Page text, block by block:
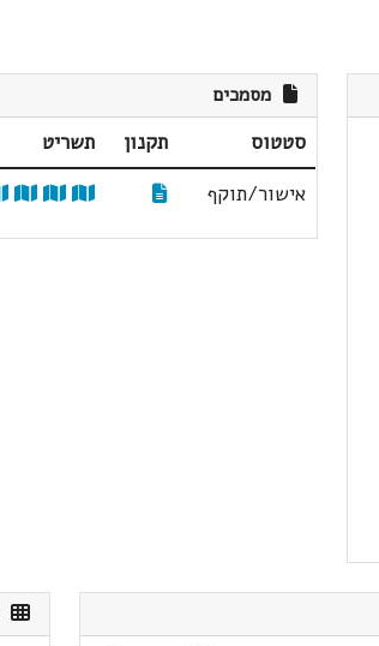
מסמכים
סטטוס תקנון תשריט
אישור/תוקף